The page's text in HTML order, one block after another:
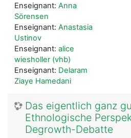
Enseignant: Anna
Sörensen
Enseignant: Anastasia
Ustinov
Enseignant: alice
wiesholler (vhb)
Enseignant: Delaram
Ziaye Hamedani
Das eigentlich ganz
Ethnologische
Degrowth-Debatte